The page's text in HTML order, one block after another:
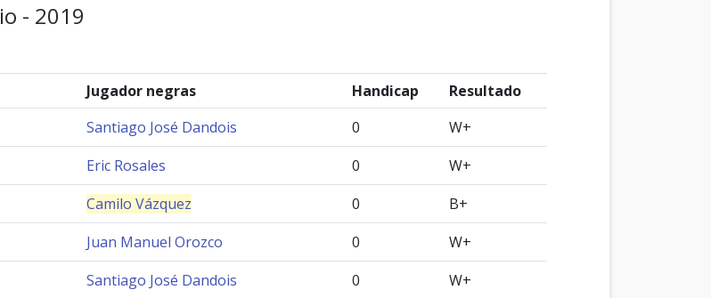
- 2019
Jugador negras Handicap
Resultado
Santiago José Dandois 0
W+
Eric Rosales 0
W+
Camilo Vázquez 0
B+
Juan Manuel Orozco 0
W+
Santiago José Dandois 0
W+